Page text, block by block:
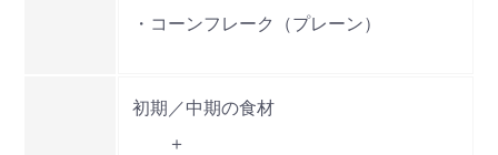
・コーンフレーク（プレーン）
初期／中期の食材
＋